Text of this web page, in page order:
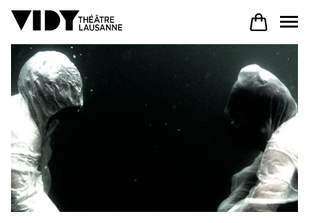
AU PROGRAMME
PARTICIPER
VENIR À VIDY